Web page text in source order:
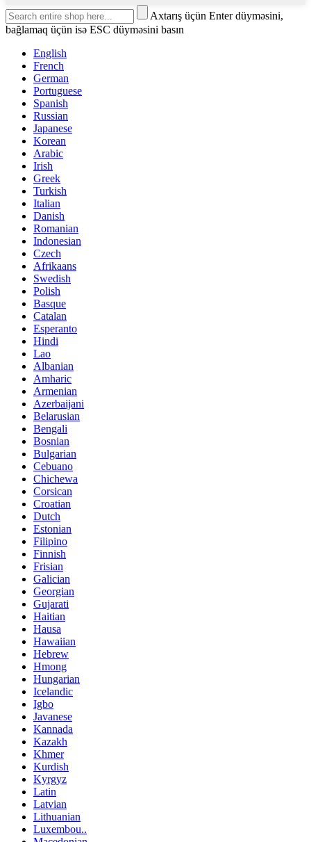
Axtarış üçün Enter düyməsini,
bağlamaq üçün isə ESC düyməsini basın
English
French
German
Portuguese
Spanish
Russian
Japanese
Korean
Arabic
Irish
Greek
Turkish
Italian
Danish
Romanian
Indonesian
Czech
Afrikaans
Swedish
Polish
Basque
Catalan
Esperanto
Hindi
Lao
Albanian
Amharic
Armenian
Azerbaijani
Belarusian
Bengali
Bosnian
Bulgarian
Cebuano
Chichewa
Corsican
Croatian
Dutch
Estonian
Filipino
Finnish
Frisian
Galician
Georgian
Gujarati
Haitian
Hausa
Hawaiian
Hebrew
Hmong
Hungarian
Icelandic
Igbo
Javanese
Kannada
Kazakh
Khmer
Kurdish
Kyrgyz
Latin
Latvian
Lithuanian
Luxembou..